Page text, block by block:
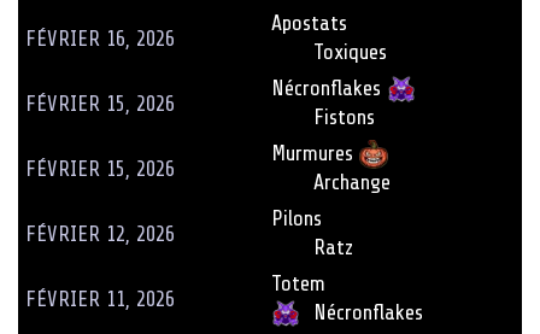
FÉVRIER 16, 2026
Apostats
Toxiques
FÉVRIER 15, 2026
Nécronflakes
Fistons
FÉVRIER 15, 2026
Murmures
Archange
FÉVRIER 12, 2026
Pilons
Ratz
FÉVRIER 11, 2026
Totem
Nécronflakes